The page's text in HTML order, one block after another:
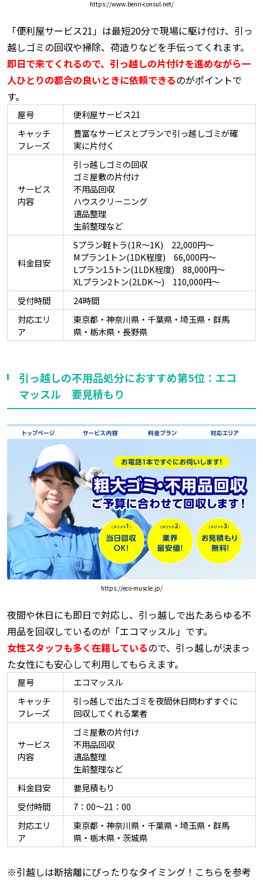
https://www.benri-consul.net/
「便利屋サービス21」は最短20分で現場に駆け付け、引っ
越しゴミの回収や掃除、荷造りなどを手伝ってくれます。
即日で来てくれるので、引っ越しの片付けを進めながら一
人ひとりの都合の良いときに依頼できるのがポイントで
す。
屋号
便利屋サービス21
キャッチ
フレーズ
豊富なサービスとプランで引っ越しゴミが確
実に片付く
サービス
内容
引っ越しゴミの回収
ゴミ屋敷の片付け
不用品回収
ハウスクリーニング
遺品整理
生前整理など
料金目安
Sプラン軽トラ(1R～1K) 22,000円～
Mプラン1トン(1DK程度) 66,000円～
Lプラン1.5トン(1LDK程度) 88,000円～
XLプラン2トン(2LDK～) 110,000円～
受付時間
24時間
対応エリ
ア
東京都・神奈川県・千葉県・埼玉県・群馬
県・栃木県・長野県
引っ越しの不用品処分におすすめ第5位：エコ
マッスル 要見積もり
https://eco-muscle.jp/
夜間や休日にも即日で対応し、引っ越しで出たあらゆる不
用品を回収しているのが「エコマッスル」です。
女性スタッフも多く在籍しているので、引っ越しが決まっ
た女性にも安心して利用してもらえます。
屋号
エコマッスル
キャッチ
フレーズ
引っ越しで出たゴミを夜間休日問わずすぐに
回収してくれる業者
サービス
内容
ゴミ屋敷の片付け
不用品回収
遺品整理
生前整理など
料金目安
要見積もり
受付時間
7：00～21：00
対応エリ
ア
東京都・神奈川県・千葉県・埼玉県・群馬
県・栃木県・茨城県
※引越しは断捨離にぴったりなタイミング！こちらを参考